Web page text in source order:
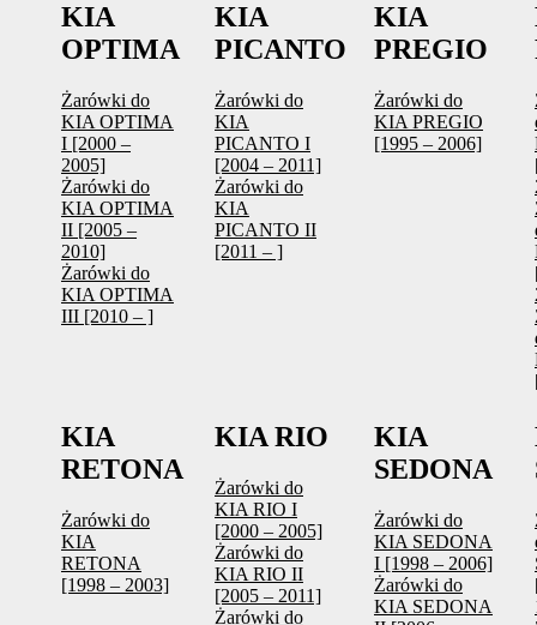
KIA
OPTIMA
Żarówki do
KIA OPTIMA
I [2000 –
2005]
Żarówki do
KIA OPTIMA
II [2005 –
2010]
Żarówki do
KIA OPTIMA
III [2010 – ]
KIA
PICANTO
Żarówki do
KIA
PICANTO I
[2004 – 2011]
Żarówki do
KIA
PICANTO II
[2011 – ]
KIA
PREGIO
Żarówki do
KIA PREGIO
[1995 – 2006]
KIA
RETONA
Żarówki do
KIA
RETONA
[1998 – 2003]
KIA RIO
Żarówki do
KIA RIO I
[2000 – 2005]
Żarówki do
KIA RIO II
[2005 – 2011]
Żarówki do
KIA
SEDONA
Żarówki do
KIA SEDONA
I [1998 – 2006]
Żarówki do
KIA SEDONA